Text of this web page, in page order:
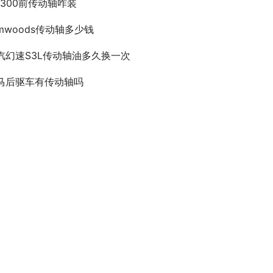
前传动轴咋装
传动轴多少钱
幻速S3L传动轴油多久换一次
后驱车有传动轴吗